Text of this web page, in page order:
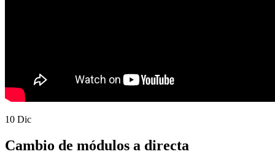
10 Dic
Cambio de módulos a directa